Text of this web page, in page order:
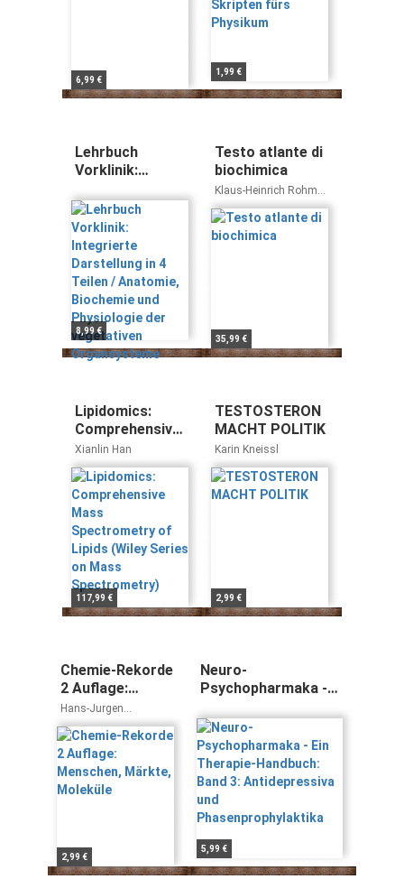
6,99 €
1,99 €
Lehrbuch
Vorklinik:
Darstellung in 4
Teilen /
Anatomie,
Biochemie und
Physiologie der
vegetativen
Organsysteme
8,99 €
Testo atlante di
biochimica
Klaus-Heinrich Rohm
Jan Koolman
35,99 €
Lipidomics:
Comprehensive
Mass
Spectrometry
of Lipids (Wiley
Series on Mass
Spectrometry)
Xianlin Han
117,99 €
TESTOSTERON
MACHT POLITIK
Karin Kneissl
2,99 €
Chemie-Rekorde
2 Auflage:
Menschen,
Märkte,
Moleküle
Hans-Jurgen
Quadbeck-Seeger
2,99 €
Neuro-
Psychopharmaka -
Handbuch: Band 3:
Antidepressiva und
Phasenprophylaktika
5,99 €